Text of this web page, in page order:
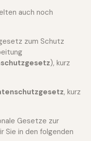
auch noch
zum Schutz
), kurz
, kurz
Gesetze zur
Sie in den folgenden